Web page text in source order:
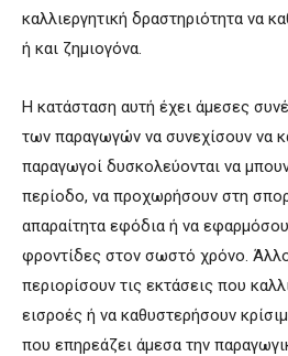
καλλιεργητική δραστηριότητα να
ή και ζημιογόνα.
Η κατάσταση αυτή έχει άμεσες
των παραγωγών να συνεχίσουν να
παραγωγοί δυσκολεύονται να
περίοδο, να προχωρήσουν στη
απαραίτητα εφόδια ή να
φροντίδες στον σωστό χρόνο.
περιορίσουν τις εκτάσεις που
εισροές ή να καθυστερήσουν
που επηρεάζει άμεσα την